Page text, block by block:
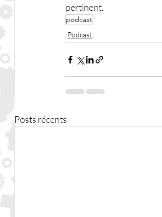
pertinent.
podcast
Podcast
Posts récents